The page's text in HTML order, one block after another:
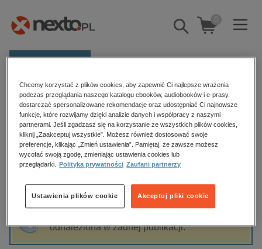
Pokaż/schowaj
wyszukiwarkę
0
Kategorie
Zobacz wszystkie E-prasa
budownictwo, aranżacja wnętrz
biznesowe, branżowe, gospodarka
dzienniki
edukacja
hobby, sport, rozrywka
komputery, internet, technologie, informatyka
Strona główna Anna Senczuk
Anna Senczuk
Sortowanie Filtrowanie
odnaleziona w żadnej publikacji.
Chcemy korzystać z plików cookies, aby zapewnić Ci najlepsze wrażenia
podczas przeglądania naszego katalogu ebooków, audiobooków i e-prasy,
dostarczać spersonalizowane rekomendacje oraz udostępniać Ci najnowsze
funkcje, które rozwijamy dzięki analizie danych i współpracy z naszymi
partnerami. Jeśli zgadzasz się na korzystanie ze wszystkich plików cookies,
kliknij „Zaakceptuj wszystkie”. Możesz również dostosować swoje
preferencje, klikając „Zmień ustawienia”. Pamiętaj, że zawsze możesz
wycofać swoją zgodę, zmieniając ustawienia cookies lub
przeglądarki.
Polityka prywatności Zaufani partnerzy
Akceptuj pliki cookie
Ustawienia plików cookie